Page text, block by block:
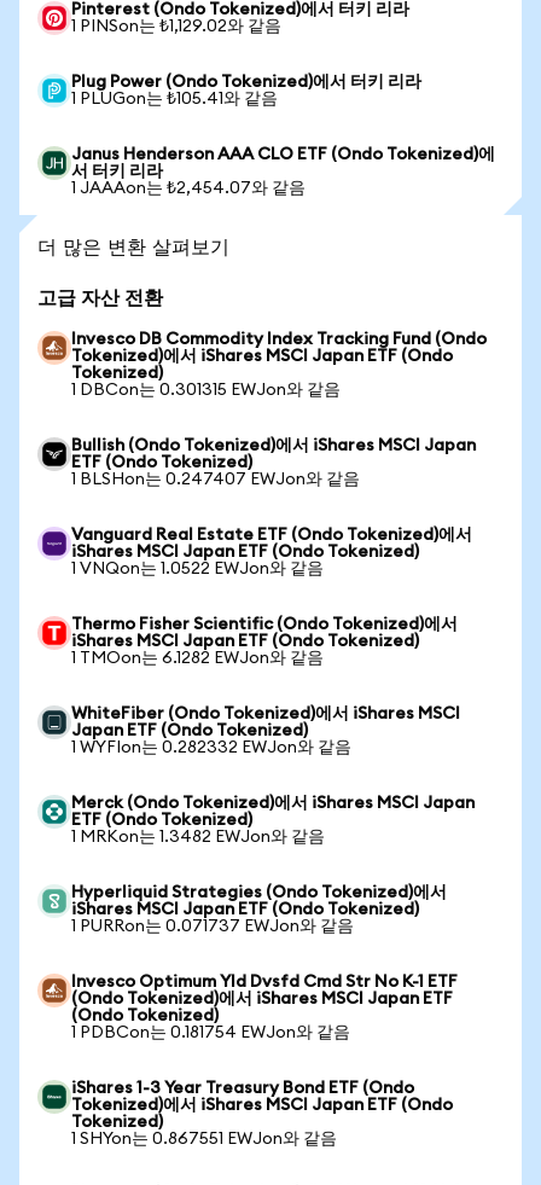
Pinterest (Ondo Tokenized)에서 터키 리라
1 PINSon는 ₺1,129.02와 같음
Plug Power (Ondo Tokenized)에서 터키 리라
1 PLUGon는 ₺105.41와 같음
Janus Henderson AAA CLO ETF (Ondo Tokenized)에
서 터키 리라
1 JAAAon는 ₺2,454.07와 같음
더 많은 변환 살펴보기
고급 자산 전환
Invesco DB Commodity Index Tracking Fund (Ondo
Tokenized)에서 iShares MSCI Japan ETF (Ondo
Tokenized)
1 DBCon는 0.301315 EWJon와 같음
Bullish (Ondo Tokenized)에서 iShares MSCI Japan
ETF (Ondo Tokenized)
1 BLSHon는 0.247407 EWJon와 같음
Vanguard Real Estate ETF (Ondo Tokenized)에서
iShares MSCI Japan ETF (Ondo Tokenized)
1 VNQon는 1.0522 EWJon와 같음
Thermo Fisher Scientific (Ondo Tokenized)에서
iShares MSCI Japan ETF (Ondo Tokenized)
1 TMOon는 6.1282 EWJon와 같음
WhiteFiber (Ondo Tokenized)에서 iShares MSCI
Japan ETF (Ondo Tokenized)
1 WYFIon는 0.282332 EWJon와 같음
Merck (Ondo Tokenized)에서 iShares MSCI Japan
ETF (Ondo Tokenized)
1 MRKon는 1.3482 EWJon와 같음
Hyperliquid Strategies (Ondo Tokenized)에서
iShares MSCI Japan ETF (Ondo Tokenized)
1 PURRon는 0.071737 EWJon와 같음
Invesco Optimum Yld Dvsfd Cmd Str No K-1 ETF
(Ondo Tokenized)에서 iShares MSCI Japan ETF
(Ondo Tokenized)
1 PDBCon는 0.181754 EWJon와 같음
iShares 1-3 Year Treasury Bond ETF (Ondo
Tokenized)에서 iShares MSCI Japan ETF (Ondo
Tokenized)
1 SHYon는 0.867551 EWJon와 같음